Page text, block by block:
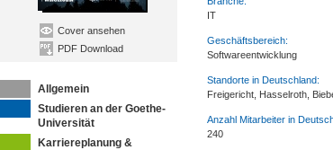
Cover ansehen
PDF Download
Allgemein
Studieren an der Goethe-
Universität
Karriereplanung &
IT
Geschäftsbereich:
Softwareentwicklung
Standorte in Deutschland:
Freigericht, Hasselroth,
Anzahl Mitarbeiter in
240